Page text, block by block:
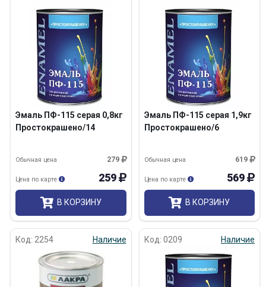
Эмаль ПФ-115 серая 0,8кг
Простокрашено/14
279
Обычная цена
259
Цена по карте
В КОРЗИНУ
Эмаль ПФ-115 серая 1,9кг
Простокрашено/6
619
Обычная цена
569
Цена по карте
В КОРЗИНУ
Код: 2254 Наличие Код: 0209 Наличие